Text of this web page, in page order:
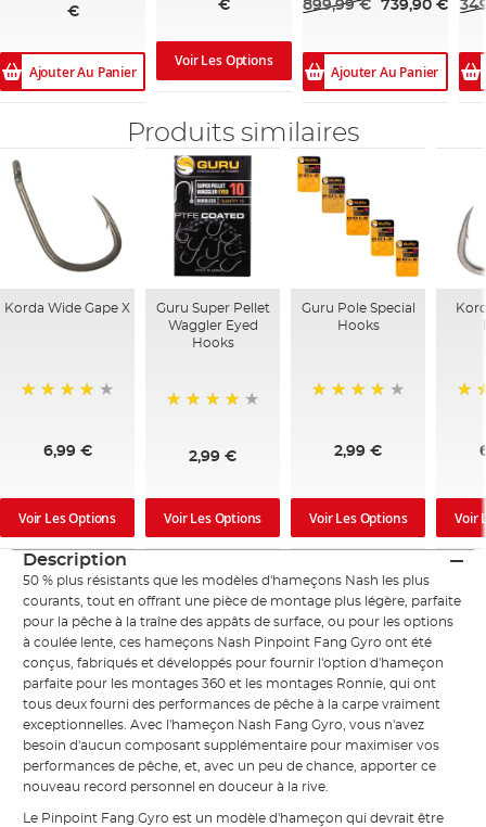
€
Ajouter Au Panier
€
Voir Les Options
899,99 € 739,90 €
Ajouter Au Panier
Produits similaires
Korda Wide Gape X
6,99 €
Voir Les Options
Guru Super Pellet
Waggler Eyed
Hooks
2,99 €
Voir Les Options
Guru Pole Special
Hooks
2,99 €
Voir Les Options Voir
Description
50 % plus résistants que les modèles d'hameçons Nash les plus
courants, tout en offrant une pièce de montage plus légère, parfaite
pour la pêche à la traîne des appâts de surface, ou pour les options
à coulée lente, ces hameçons Nash Pinpoint Fang Gyro ont été
conçus, fabriqués et développés pour fournir l'option d'hameçon
parfaite pour les montages 360 et les montages Ronnie, qui ont
tous deux fourni des performances de pêche à la carpe vraiment
exceptionnelles. Avec l'hameçon Nash Fang Gyro, vous n'avez
besoin d'aucun composant supplémentaire pour maximiser vos
performances de pêche, et, avec un peu de chance, apporter ce
nouveau record personnel en douceur à la rive.
Le Pinpoint Fang Gyro est un modèle d'hameçon qui devrait être